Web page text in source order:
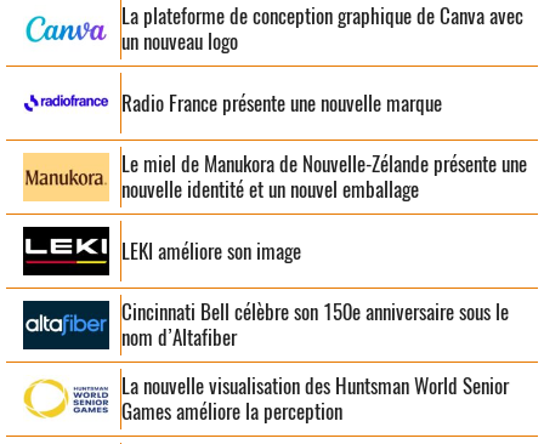
La plateforme de conception graphique de Canva avec
un nouveau logo
Radio France présente une nouvelle marque
Le miel de Manukora de Nouvelle-Zélande présente une
nouvelle identité et un nouvel emballage
LEKI améliore son image
Cincinnati Bell célèbre son 150e anniversaire sous le
nom d’Altafiber
La nouvelle visualisation des Huntsman World Senior
Games améliore la perception